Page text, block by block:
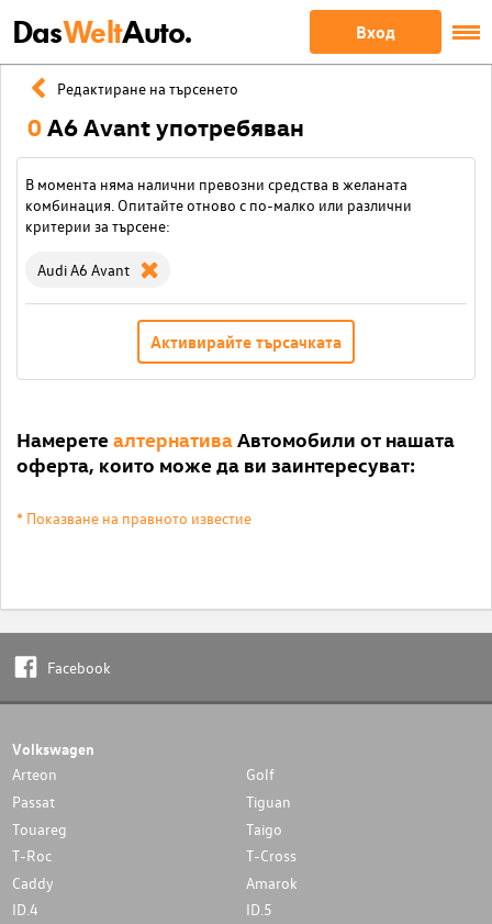
DasWeltAuto. Вход
Редактиране на търсенето
0A6 Avant употребяван
В момента няма налични превозни средства в желаната
комбинация. Опитайте отново с по-малко или различни
критерии за търсене:
Audi A6 Avant
Активирайте търсачката
Намерете алтернативаАвтомобили от нашата
оферта, които може да ви заинтересуват:
* Показване на правното известие
Facebook
Volkswagen
Arteon
Golf
Passat
Tiguan
Touareg
Taigo
T-Roc
T-Cross
Caddy
Amarok
ID.4
ID.5